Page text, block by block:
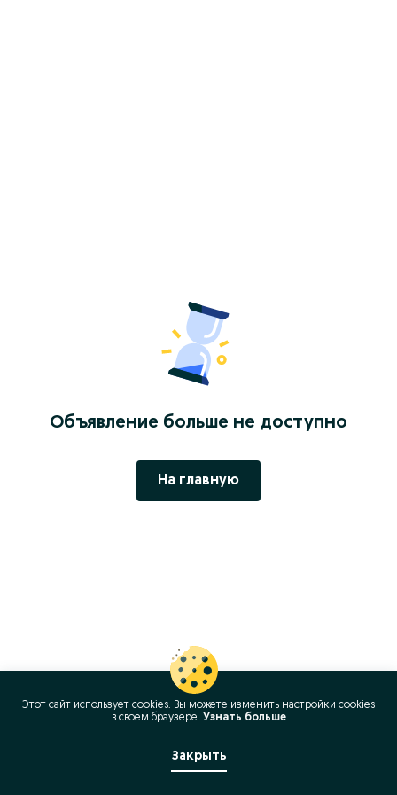
Объявление больше не доступно
На главную
Этот сайт использует cookies. Вы можете изменить настройки cookies
в своeм браузере. Узнать больше
Закрыть